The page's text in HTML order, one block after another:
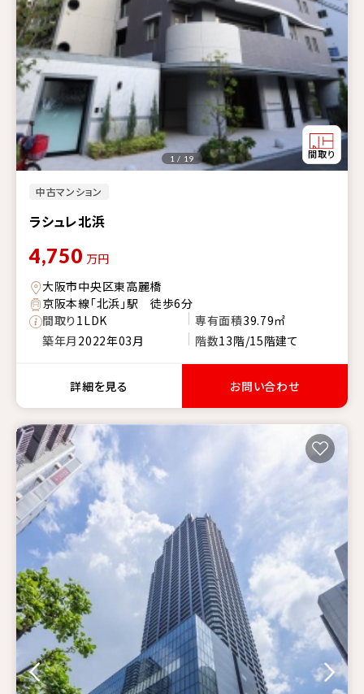
中古マンション
ラシュレ北浜
1 / 19
4,750 万円
大阪市中央区東高麗橋
京阪本線「北浜」駅 徒歩6分
間取り1LDK 専有面積39.79㎡
築年月 2022年03月 階数13階/15階建て
詳細を見る お問い合わせ